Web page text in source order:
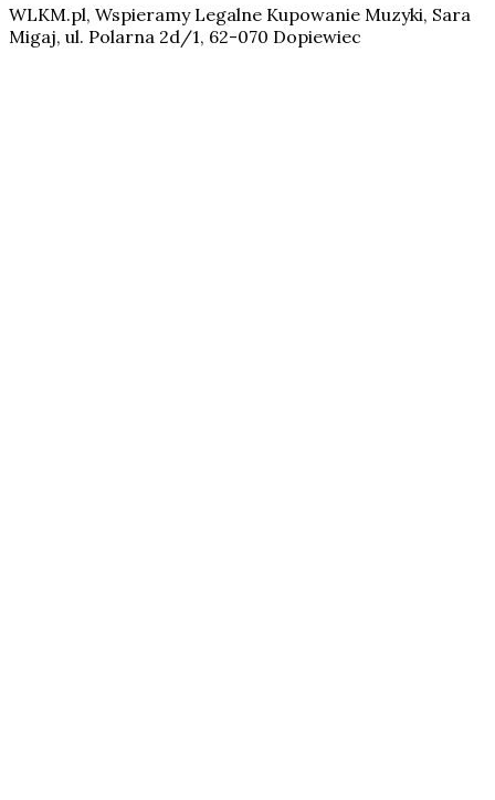
WLKM.pl, Wspieramy Legalne Kupowanie Muzyki, Sara
Migaj, ul. Polarna 2d/1, 62-070 Dopiewiec